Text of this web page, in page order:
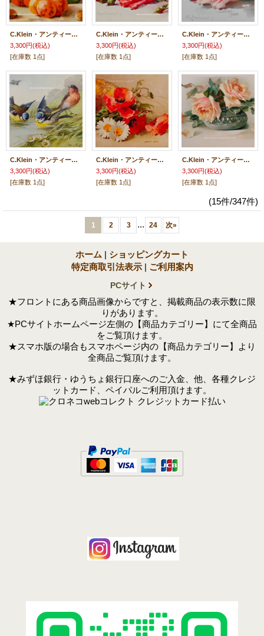
C.Klein・アンティーク・ポストカード、緑の花瓶と宿り木
3,300円(税込)
[在庫数 1点]
C.Klein・アンティーク・ポストカード、レッドローズ
3,300円(税込)
[在庫数 1点]
C.Klein・アンティーク・ポストカード、レッドローズ
3,300円(税込)
[在庫数 1点]
C.Klein・アンティーク・ポストカード、小鳥たち
3,300円(税込)
[在庫数 1点]
C.Klein・アンティーク・ポストカード、マーガレット＆ポピー
3,300円(税込)
[在庫数 1点]
C.Klein・アンティーク・ポストカード、ローズ
3,300円(税込)
[在庫数 1点]
(15件/347件)
1 2 3 ... 24 次»
ホーム | ショッピングカート
特定商取引法表示 | ご利用案内
PCサイト
★フロントにある商品画像からですと、掲載商品の表示数に限
りがあります。
★PCサイトホームページ左側の【商品カテゴリー】にて全商品
をご覧頂けます。
★スマホ版の場合もスマホページ内の【商品カテゴリー】より
全商品ご覧頂けます。
★みずほ銀行・ゆうちょ銀行口座へのご入金、他、各種クレジ
ットカード、ペイパルご利用頂けます。